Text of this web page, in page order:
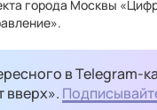
города Москвы
в Telegram-
вверх».